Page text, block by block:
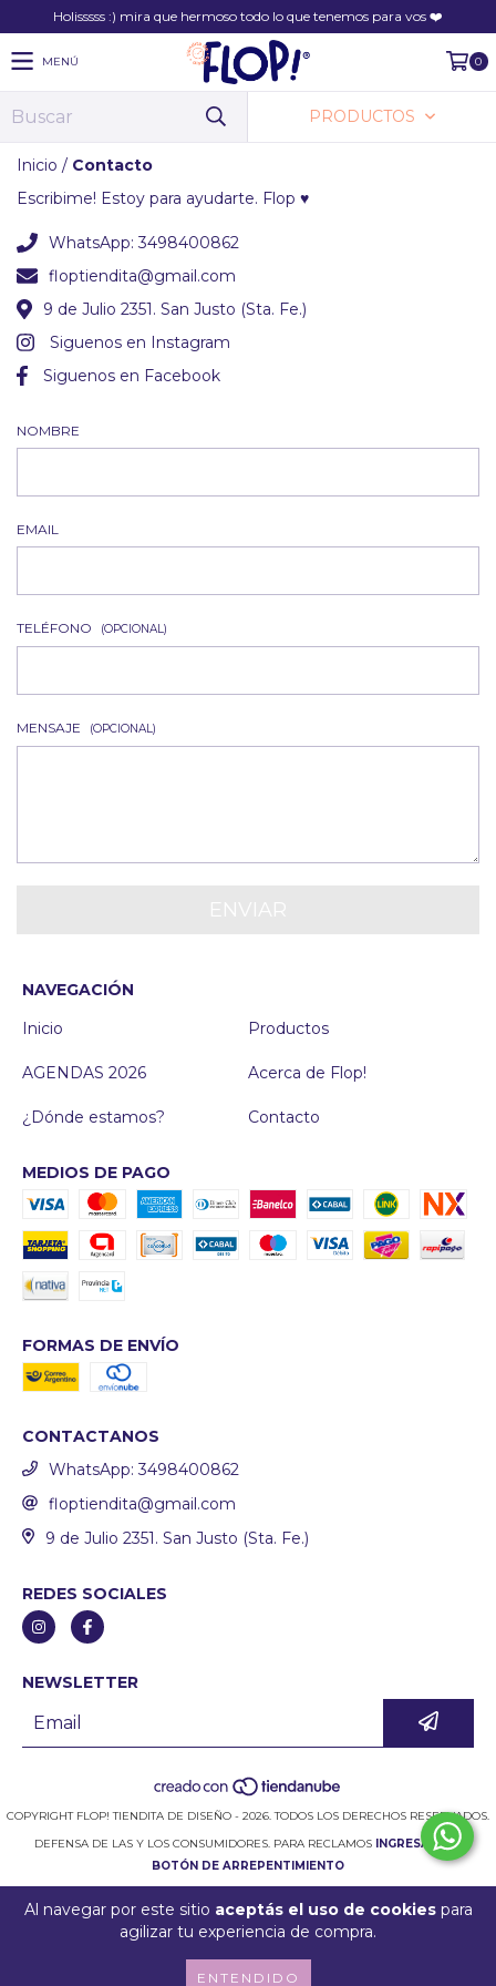
Al navegar por este sitio aceptás el uso de cookiespara
agilizar tu experiencia de compra.
ENTENDIDO
Holisssss :) mira que hermoso todo lo que tenemos para vos ❤️
MENÚ 0
PRODUCTOS
Inicio / Contacto
Escribime! Estoy para ayudarte. Flop ♥
WhatsApp: 3498400862
floptiendita@gmail.com
9 de Julio 2351. San Justo (Sta. Fe.)
Siguenos en Instagram
Siguenos en Facebook
NOMBRE
EMAIL
TELÉFONO (OPCIONAL)
MENSAJE (OPCIONAL)
NAVEGACIÓN
Inicio
Productos
AGENDAS 2026 Acerca de Flop!
¿Dónde estamos? Contacto
MEDIOS DE PAGO
FORMAS DE ENVÍO
CONTACTANOS
WhatsApp: 3498400862
floptiendita@gmail.com
9 de Julio 2351. San Justo (Sta. Fe.)
REDES SOCIALES
NEWSLETTER
COPYRIGHT FLOP! TIENDITA DE DISEÑO - 2026. TODOS LOS DERECHOS RESERVADOS.
DEFENSA DE LAS Y LOS CONSUMIDORES. PARA RECLAMOS INGRESÁ ACÁ.
BOTÓN DE ARREPENTIMIENTO